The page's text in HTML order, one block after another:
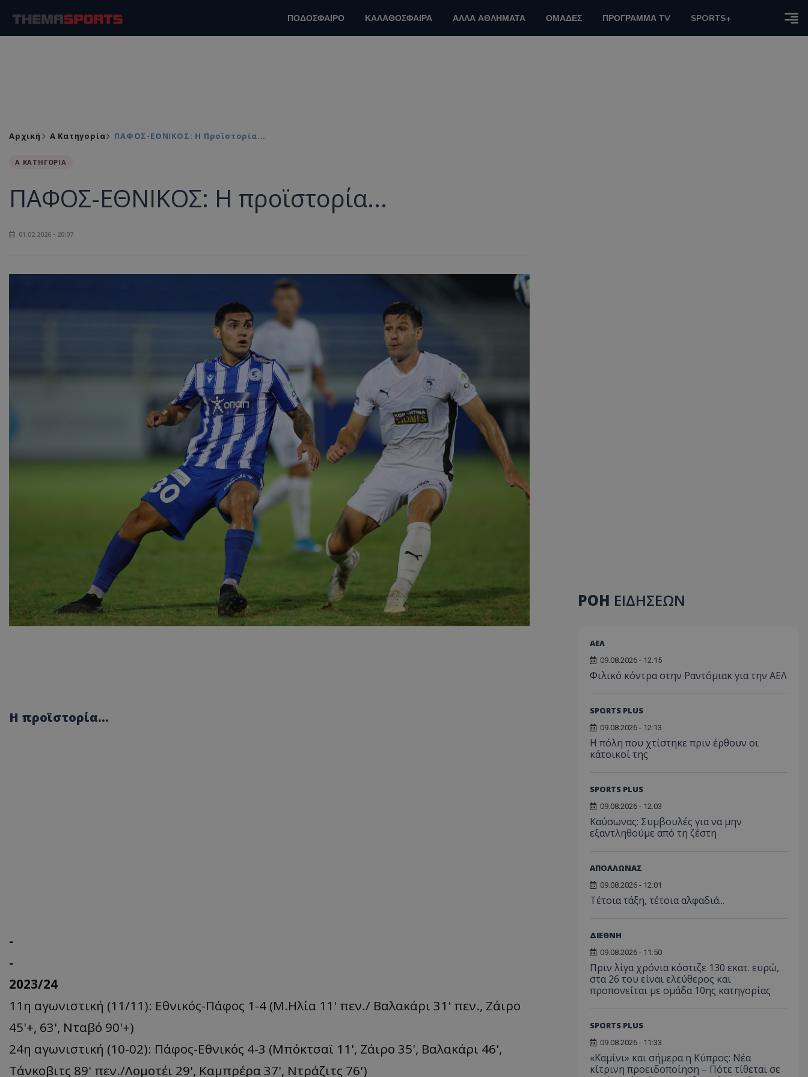
ΠΟΔΟΣΦΑΙΡΟ ΚΑΛΑΘΟΣΦΑΙΡΑ ΑΛΛΑ ΑΘΛΗΜΑΤΑ ΟΜΑΔΕΣ ΠΡΟΓΡΑΜΜΑ TV SPORTS+
Αρχική Α Κατηγορία ΠΑΦΟΣ-ΕΘΝΙΚΟΣ: Η Προϊστορία...
Α ΚΑΤΗΓΟΡΙΑ
ΠΑΦΟΣ-ΕΘΝΙΚΟΣ: Η προϊστορία...
01.02.2026 - 20:07
Η προϊστορία...
-
-
2023/24
11η αγωνιστική (11/11): Εθνικός-Πάφος 1-4 (M.Ηλία 11' πεν./ Βαλακάρι 31' πεν., Ζάιρο
45'+, 63', Νταβό 90'+)
24η αγωνιστική (10-02): Πάφος-Εθνικός 4-3 (Μπόκτσαϊ 11', Ζάιρο 35', Bαλακάρι 46',
Τάνκοβιτς 89' πεν./Λομοτέι 29', Καμπρέρα 37', Ντράζιτς 76')
ΡΟΗ ΕΙΔΗΣΕΩΝ
ΑΕΛ
09.08.2026 - 12:15
Φιλικό κόντρα στην Ραντόμιακ για την ΑΕΛ
SPORTS PLUS
09.08.2026 - 12:13
Η πόλη που χτίστηκε πριν έρθουν οι
κάτοικοί της
SPORTS PLUS
09.08.2026 - 12:03
Kαύσωνας: Συμβουλές για να μην
εξαντληθούμε από τη ζέστη
ΑΠΟΛΛΩΝΑΣ
09.08.2026 - 12:01
Τέτοια τάξη, τέτοια αλφαδιά...
ΔΙΕΘΝΗ
09.08.2026 - 11:50
Πριν λίγα χρόνια κόστιζε 130 εκατ. ευρώ,
στα 26 του είναι ελεύθερος και
προπονείται με ομάδα 10ης κατηγορίας
SPORTS PLUS
09.08.2026 - 11:33
«Καμίνι» και σήμερα η Κύπρος: Νέα
κίτρινη προειδοποίηση – Πότε τίθεται σε